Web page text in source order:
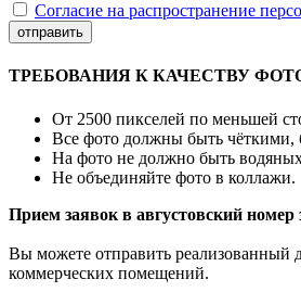
Согласие на распространение
отправить
ТРЕБОВАНИЯ К КАЧЕСТВУ
От 2500 пикселей по меньшей
Все фото должны быть чёткими,
На фото не должно быть
Не объединяйте фото в коллажи.
Прием заявок в августовский номер
Вы можете отправить реализованный
коммерческих помещений.